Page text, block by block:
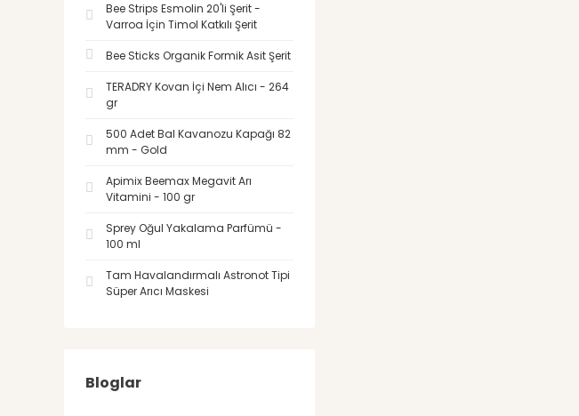
Bee Strips Esmolin 20'li Şerit -
Varroa İçin Timol Katkılı Şerit
Bee Sticks Organik Formik Asit Şerit
TERADRY Kovan İçi Nem Alıcı - 264
gr
500 Adet Bal Kavanozu Kapağı 82
mm - Gold
Apimix Beemax Megavit Arı
Vitamini - 100 gr
Sprey Oğul Yakalama Parfümü -
100 ml
Tam Havalandırmalı Astronot Tipi
Süper Arıcı Maskesi
Bloglar